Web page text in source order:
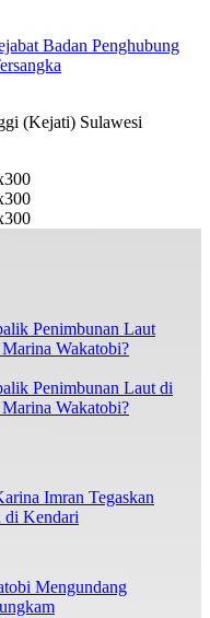
Badan Penghubung
(Kejati) Sulawesi
Penimbunan Laut di
Wakatobi?
Imran Tegaskan
di Kendari
Mengundang